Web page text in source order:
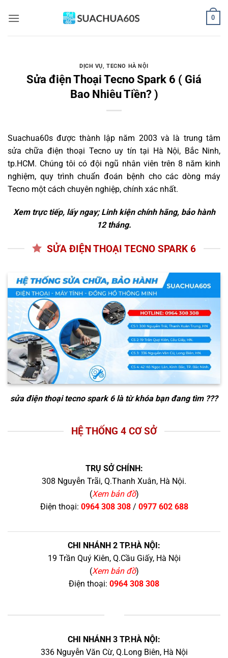
qua
0
DỊCH VỤ,TECNO HÀ NỘI
Sửa điện Thoại Tecno Spark 6 ( Giá
Bao Nhiêu Tiền? )
Suachua60s được thành lập năm 2003 và là trung tâm
sửa chữa điện thoại Tecno uy tín tại Hà Nội, Bắc Ninh,
tp.HCM. Chúng tôi có đội ngũ nhân viên trên 8 năm kinh
nghiệm, quy trình chuẩn đoán bệnh cho các dòng máy
Tecno một cách chuyên nghiệp, chính xác nhất.
Xem trực tiếp, lấy ngay; Linh kiện chính hãng, bảo hành
12 tháng.
SỬA ĐIỆN THOẠI TECNO SPARK 6
sửa điện thoại tecno spark 6là từ khóa bạn đang tìm ???
HỆ THỐNG 4 CƠ SỞ
TRỤ SỞ CHÍNH:
308 Nguyễn Trãi, Q.Thanh Xuân, Hà Nội.
(Xem bản đồ)
Điện thoại: 0964 308 308/ 0977 602 688
CHI NHÁNH 2 TP.HÀ NỘI:
19 Trần Quý Kiên, Q.Cầu Giấy, Hà Nội
(Xem bản đồ)
Điện thoại: 0964 308 308
CHI NHÁNH 3 TP.HÀ NỘI:
336 Nguyễn Văn Cừ, Q.Long Biên, Hà Nội